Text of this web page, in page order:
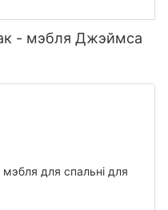
- мэбля Джэймса